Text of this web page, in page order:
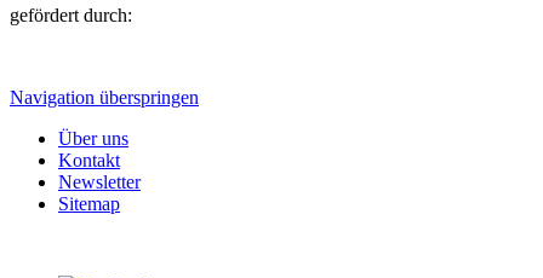
gefördert durch:
Navigation überspringen
Über uns
Kontakt
Newsletter
Sitemap